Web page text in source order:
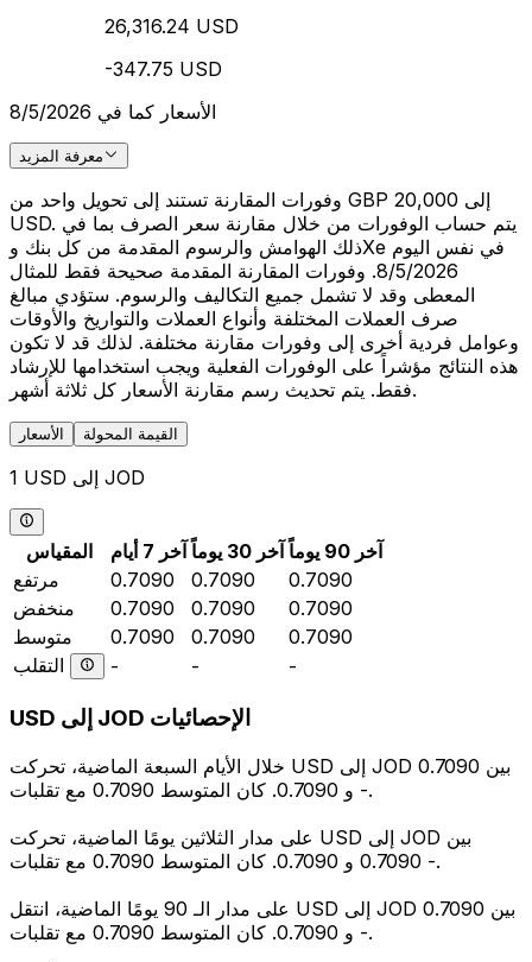
26,316.24 USD
-347.75 USD
الأسعار كما في 8/5/2026
معرفة المزيد
وفورات المقارنة تستند إلى تحويل واحد من GBP 20,000 إلى
USD. يتم حساب الوفورات من خلال مقارنة سعر الصرف بما في
ذلك الهوامش والرسوم المقدمة من كل بنك وXe في نفس اليوم
8/5/2026. وفورات المقارنة المقدمة صحيحة فقط للمثال
المعطى وقد لا تشمل جميع التكاليف والرسوم. ستؤدي مبالغ
صرف العملات المختلفة وأنواع العملات والتواريخ والأوقات
وعوامل فردية أخرى إلى وفورات مقارنة مختلفة. لذلك قد لا تكون
هذه النتائج مؤشراً على الوفورات الفعلية ويجب استخدامها للإرشاد
فقط. يتم تحديث رسم مقارنة الأسعار كل ثلاثة أشهر.
الأسعار القيمة المحولة
1 USD إلى JOD
المقياس آخر 7 أيام آخر 30 يوماً
آخر 90 يوماً
مرتفع
0.7090 0.7090
0.7090
منخفض
0.7090 0.7090
0.7090
متوسط
0.7090 0.7090
0.7090
التقلب
- - -
USD إلى JOD الإحصائيات
خلال الأيام السبعة الماضية، تحركت USD إلى JOD بين 0.7090
و 0.7090. كان المتوسط 0.7090 مع تقلبات -.
على مدار الثلاثين يومًا الماضية، تحركت USD إلى JOD بين
0.7090 و 0.7090. كان المتوسط 0.7090 مع تقلبات -.
على مدار الـ 90 يومًا الماضية، انتقل USD إلى JOD بين 0.7090
و 0.7090. كان المتوسط 0.7090 مع تقلبات -.